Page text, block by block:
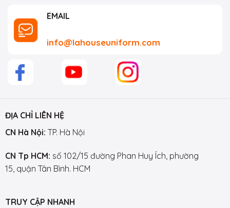
EMAIL
info@lahouseuniform.com
ĐỊA CHỈ LIÊN HỆ
CN Hà Nội: TP. Hà Nội
CN Tp HCM: số 102/15 đường Phan Huy Ích, phường
15, quận Tân Bình. HCM
TRUY CẬP NHANH